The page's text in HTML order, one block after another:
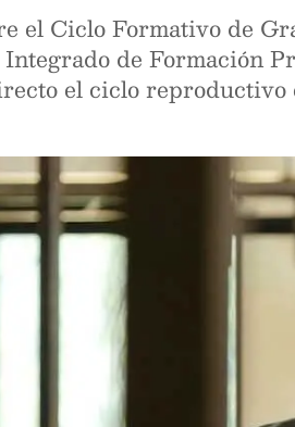
el Ciclo Formativo de
de Formación
el ciclo